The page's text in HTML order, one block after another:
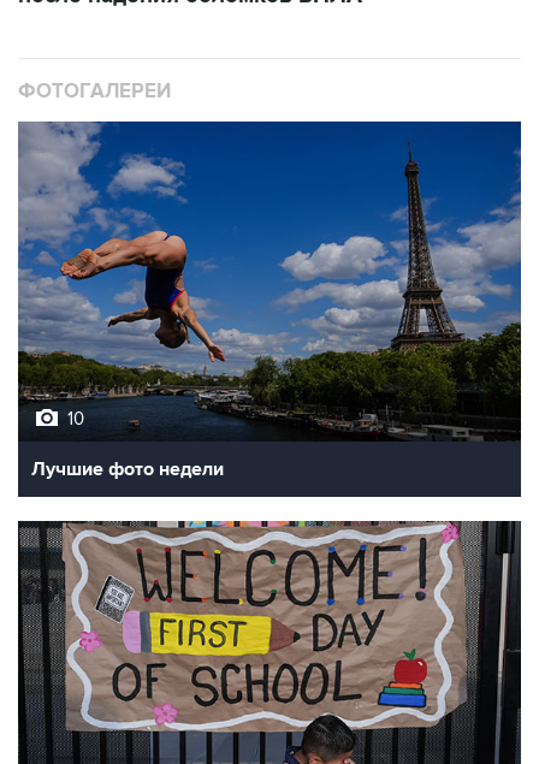
ФОТОГАЛЕРЕИ
10
Лучшие фото недели